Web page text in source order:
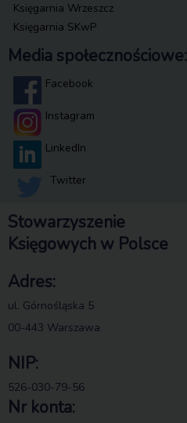
Księgarnia Wrzeszcz
Księgarnia SKwP
Media społecznościowe:
Facebook
Instagram
LinkedIn
Twitter
Stowarzyszenie
Księgowych w Polsce
Adres:
ul. Górnośląska 5
00-443 Warszawa
NIP:
526-030-79-56
Nr konta: